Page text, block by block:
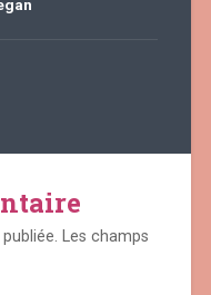
Les champs